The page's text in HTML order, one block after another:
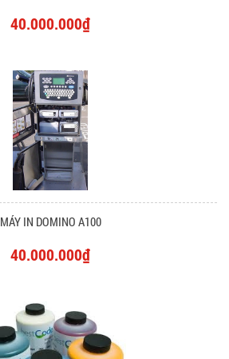
40.000.000₫
MÁY IN DOMINO A100
40.000.000₫